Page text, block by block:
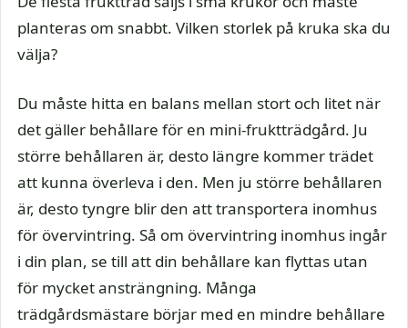
planteras om snabbt. Vilken storlek på kruka ska du
välja?
Du måste hitta en balans mellan stort och litet när
det gäller behållare för en mini-fruktträdgård. Ju
större behållaren är, desto längre kommer trädet
att kunna överleva i den. Men ju större behållaren
är, desto tyngre blir den att transportera inomhus
för övervintring. Så om övervintring inomhus ingår
i din plan, se till att din behållare kan flyttas utan
för mycket ansträngning. Många
trädgårdsmästare börjar med en mindre behållare